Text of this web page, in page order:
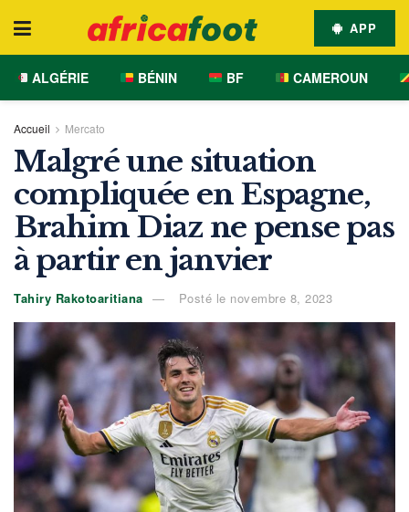
APP
ALGÉRIE BÉNIN BF CAMEROUN
Accueil Mercato
Malgré une situation
compliquée en Espagne,
Brahim Diaz ne pense pas
à partir en janvier
Tahiry Rakotoaritiana Posté le novembre 8, 2023